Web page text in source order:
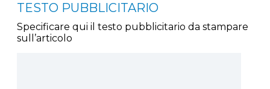
TESTO PUBBLICITARIO
Specificare qui il testo pubblicitario da stampare
sull’articolo